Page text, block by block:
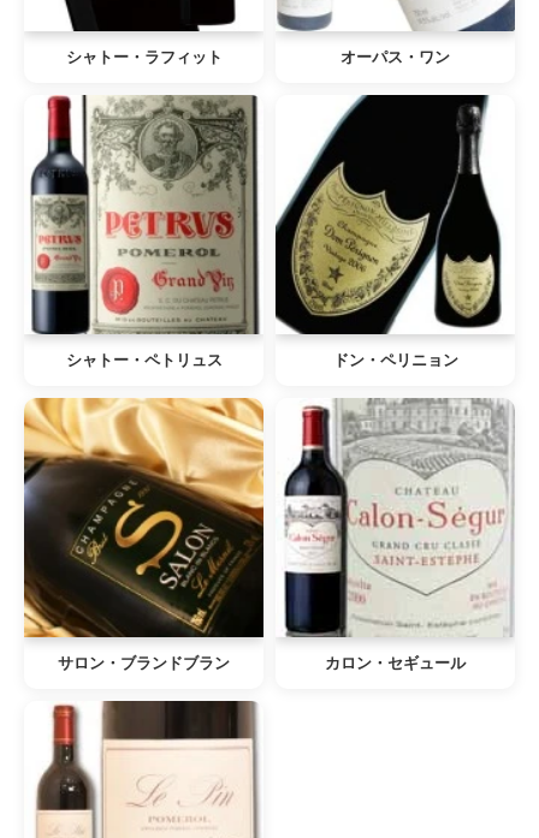
シャトー・ラフィット オーパス・ワン
シャトー・ペトリュス ドン・ペリニョン
サロン・ブランドブラン カロン・セギュール